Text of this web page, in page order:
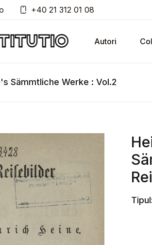
+40 21 312 01 08
Autori
Sämmtliche Werke : Vol.2